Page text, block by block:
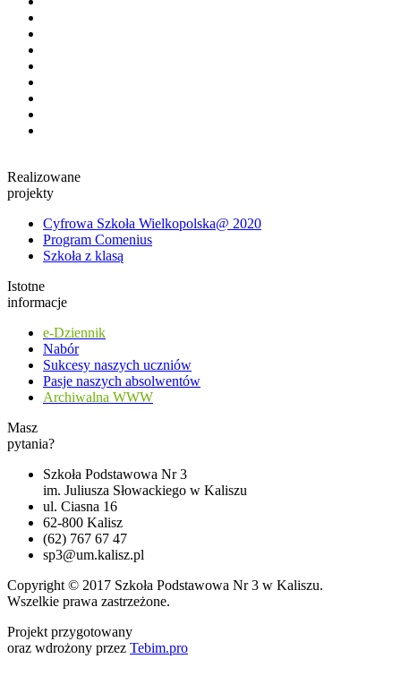
Realizowane
projekty
Cyfrowa Szkoła Wielkopolska@ 2020
Program Comenius
Szkoła z klasą
Istotne
informacje
e-Dziennik
Nabór
Sukcesy naszych uczniów
Pasje naszych absolwentów
Archiwalna WWW
Masz
pytania?
Szkoła Podstawowa Nr 3
im. Juliusza Słowackiego w Kaliszu
ul. Ciasna 16
62-800 Kalisz
(62) 767 67 47
sp3@um.kalisz.pl
Copyright © 2017 Szkoła Podstawowa Nr 3 w Kaliszu.
Wszelkie prawa zastrzeżone.
Projekt przygotowany
oraz wdrożony przez Tebim.pro